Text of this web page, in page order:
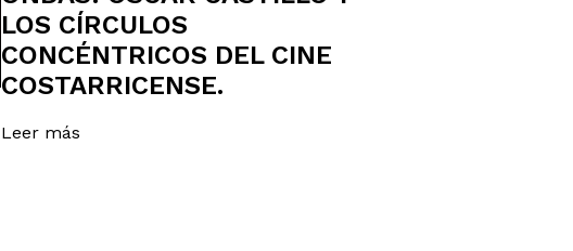
LOS CÍRCULOS
CONCÉNTRICOS DEL CINE
COSTARRICENSE.
Leer más